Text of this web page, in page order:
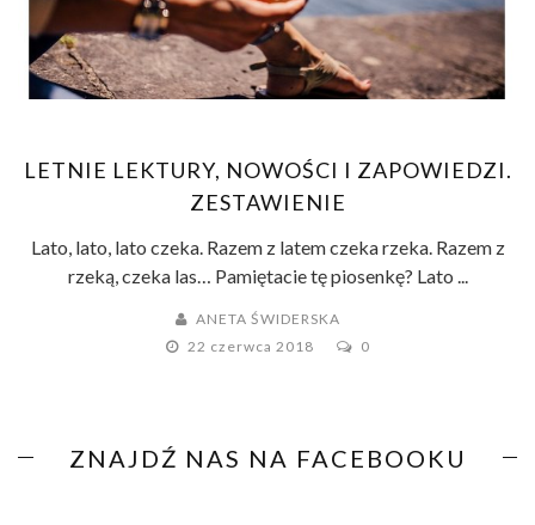
LETNIE LEKTURY, NOWOŚCI I ZAPOWIEDZI.
ZESTAWIENIE
Lato, lato, lato czeka. Razem z latem czeka rzeka. Razem z
rzeką, czeka las… Pamiętacie tę piosenkę? Lato ...
ANETA ŚWIDERSKA
22 czerwca 2018
0
ZNAJDŹ NAS NA FACEBOOKU